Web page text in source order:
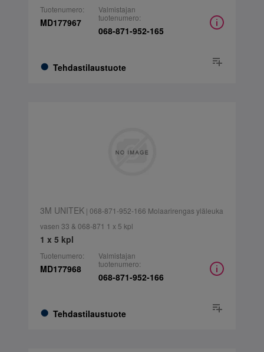
Tuotenumero:
MD177967
Tehdastilaustuote
Valmistajan
tuotenumero:
068-871-952-165
3M UNITEK| 068-871-952-166 Molaarirengas yläleuka
vasen 33 & 068-871 1 x 5 kpl
1 x 5 kpl
Tuotenumero:
MD177968
Tehdastilaustuote
Valmistajan
tuotenumero:
068-871-952-166